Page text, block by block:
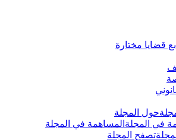
قضايا مختارة
حول المجلة
المساهمة في المجلة
تصفح المجلة